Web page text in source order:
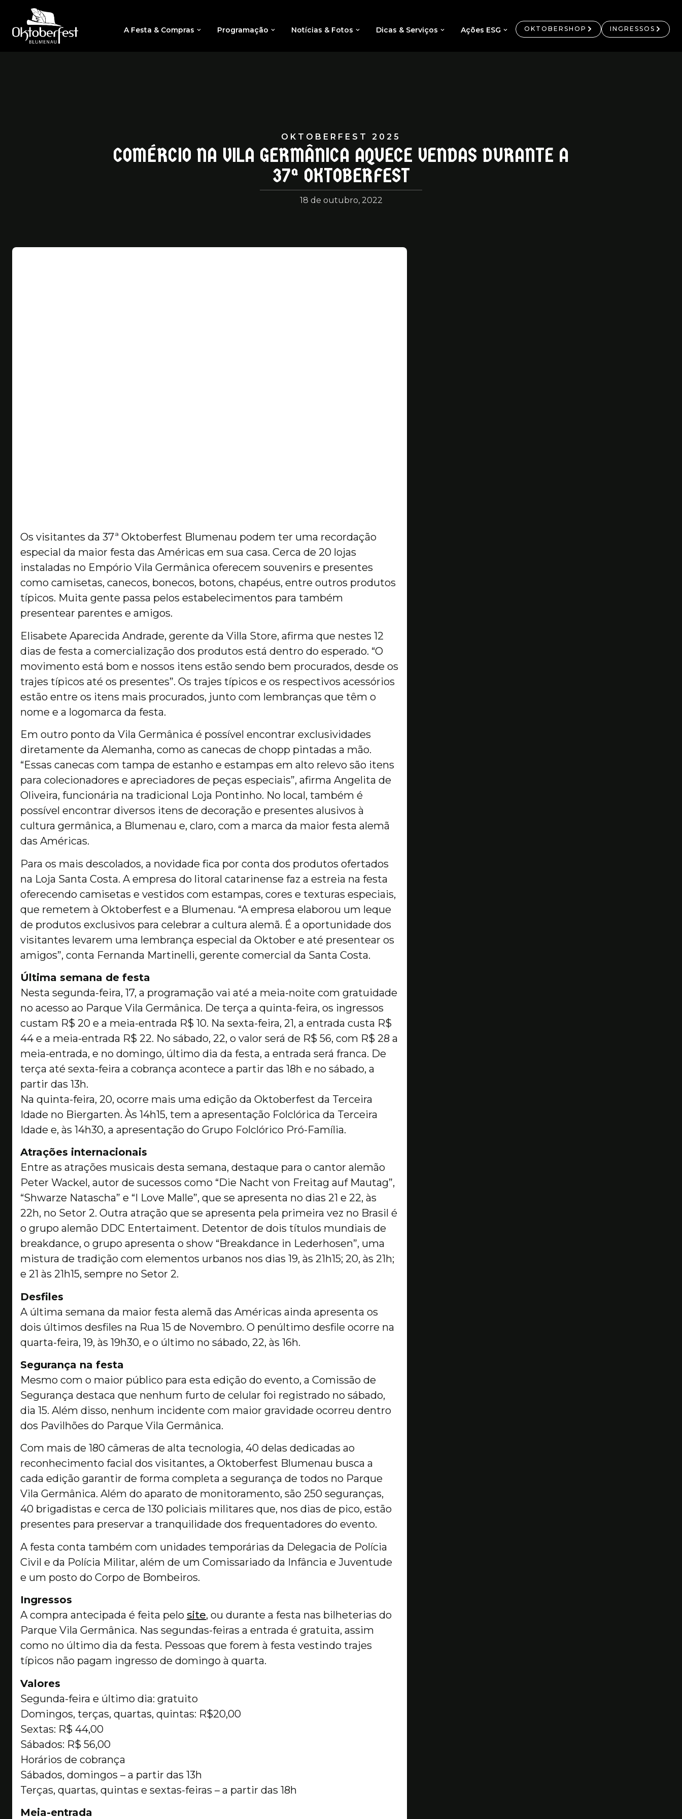
A Festa & Compras Programação Notícias & Fotos Dicas & Serviços Ações ESG OKTOBERSHOP INGRESSOS
OKTOBERFEST 2025
COMÉRCIO NA VILA GERMÂNICA AQUECE VENDAS DURANTE A
37ª OKTOBERFEST
18 de outubro, 2022
Os visitantes da 37ª Oktoberfest Blumenau podem ter uma recordação
especial da maior festa das Américas em sua casa. Cerca de 20 lojas
instaladas no Empório Vila Germânica oferecem souvenirs e presentes
como camisetas, canecos, bonecos, botons, chapéus, entre outros produtos
típicos. Muita gente passa pelos estabelecimentos para também
presentear parentes e amigos.
Elisabete Aparecida Andrade, gerente da Villa Store, afirma que nestes 12
dias de festa a comercialização dos produtos está dentro do esperado. “O
movimento está bom e nossos itens estão sendo bem procurados, desde os
trajes típicos até os presentes”. Os trajes típicos e os respectivos acessórios
estão entre os itens mais procurados, junto com lembranças que têm o
nome e a logomarca da festa.
Em outro ponto da Vila Germânica é possível encontrar exclusividades
diretamente da Alemanha, como as canecas de chopp pintadas a mão.
“Essas canecas com tampa de estanho e estampas em alto relevo são itens
para colecionadores e apreciadores de peças especiais”, afirma Angelita de
Oliveira, funcionária na tradicional Loja Pontinho. No local, também é
possível encontrar diversos itens de decoração e presentes alusivos à
cultura germânica, a Blumenau e, claro, com a marca da maior festa alemã
das Américas.
Para os mais descolados, a novidade fica por conta dos produtos ofertados
na Loja Santa Costa. A empresa do litoral catarinense faz a estreia na festa
oferecendo camisetas e vestidos com estampas, cores e texturas especiais,
que remetem à Oktoberfest e a Blumenau. “A empresa elaborou um leque
de produtos exclusivos para celebrar a cultura alemã. É a oportunidade dos
visitantes levarem uma lembrança especial da Oktober e até presentear os
amigos”, conta Fernanda Martinelli, gerente comercial da Santa Costa.
Última semana de festa
Nesta segunda-feira, 17, a programação vai até a meia-noite com gratuidade
no acesso ao Parque Vila Germânica. De terça a quinta-feira, os ingressos
custam R$ 20 e a meia-entrada R$ 10. Na sexta-feira, 21, a entrada custa R$
44 e a meia-entrada R$ 22. No sábado, 22, o valor será de R$ 56, com R$ 28 a
meia-entrada, e no domingo, último dia da festa, a entrada será franca. De
terça até sexta-feira a cobrança acontece a partir das 18h e no sábado, a
partir das 13h.
Na quinta-feira, 20, ocorre mais uma edição da Oktoberfest da Terceira
Idade no Biergarten. Às 14h15, tem a apresentação Folclórica da Terceira
Idade e, às 14h30, a apresentação do Grupo Folclórico Pró-Família.
Atrações internacionais
Entre as atrações musicais desta semana, destaque para o cantor alemão
Peter Wackel, autor de sucessos como “Die Nacht von Freitag auf Mautag”,
“Shwarze Natascha” e “I Love Malle”, que se apresenta no dias 21 e 22, às
22h, no Setor 2. Outra atração que se apresenta pela primeira vez no Brasil é
o grupo alemão DDC Entertaiment. Detentor de dois títulos mundiais de
breakdance, o grupo apresenta o show “Breakdance in Lederhosen”, uma
mistura de tradição com elementos urbanos nos dias 19, às 21h15; 20, às 21h;
e 21 às 21h15, sempre no Setor 2.
Desfiles
A última semana da maior festa alemã das Américas ainda apresenta os
dois últimos desfiles na Rua 15 de Novembro. O penúltimo desfile ocorre na
quarta-feira, 19, às 19h30, e o último no sábado, 22, às 16h.
Segurança na festa
Mesmo com o maior público para esta edição do evento, a Comissão de
Segurança destaca que nenhum furto de celular foi registrado no sábado,
dia 15. Além disso, nenhum incidente com maior gravidade ocorreu dentro
dos Pavilhões do Parque Vila Germânica.
Com mais de 180 câmeras de alta tecnologia, 40 delas dedicadas ao
reconhecimento facial dos visitantes, a Oktoberfest Blumenau busca a
cada edição garantir de forma completa a segurança de todos no Parque
Vila Germânica. Além do aparato de monitoramento, são 250 seguranças,
40 brigadistas e cerca de 130 policiais militares que, nos dias de pico, estão
presentes para preservar a tranquilidade dos frequentadores do evento.
A festa conta também com unidades temporárias da Delegacia de Polícia
Civil e da Polícia Militar, além de um Comissariado da Infância e Juventude
e um posto do Corpo de Bombeiros.
Ingressos
A compra antecipada é feita pelo site, ou durante a festa nas bilheterias do
Parque Vila Germânica. Nas segundas-feiras a entrada é gratuita, assim
como no último dia da festa. Pessoas que forem à festa vestindo trajes
típicos não pagam ingresso de domingo à quarta.
Valores
Segunda-feira e último dia: gratuito
Domingos, terças, quartas, quintas: R$20,00
Sextas: R$ 44,00
Sábados: R$ 56,00
Horários de cobrança
Sábados, domingos – a partir das 13h
Terças, quartas, quintas e sextas-feiras – a partir das 18h
Meia-entrada